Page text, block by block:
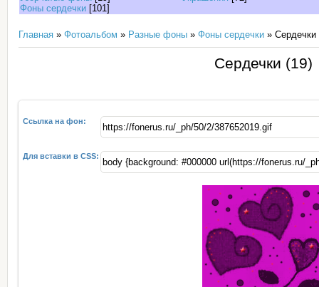
Фоны сердечки [101]
Главная » Фотоальбом » Разные фоны » Фоны сердечки » Сердечки
Сердечки (19)
Ссылка на фон:
Для вставки в CSS: